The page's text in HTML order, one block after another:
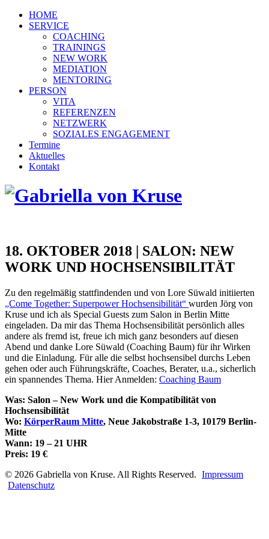
HOME
SERVICE
COACHING
TRAININGS
NEW WORK
MEDIATION
MENTORING
PERSON
VITA
REFERENZEN
NETZWERK
SOZIALES ENGAGEMENT
Termine
Aktuelles
Kontakt
18. OKTOBER 2018 | SALON: NEW
WORK UND HOCHSENSIBILITÄT
Zu den regelmäßig stattfindenden und von Lore Süwald initiierten
„Come Together: Superpower Hochsensibilität“ wurden Jörg von
Kruse und ich als Special Guests zum Salon in Berlin Mitte
eingeladen. Da mir das Thema Hochsensibilität persönlich alles
andere als fremd ist, freue ich mich ganz besonders auf diesen
Abend und danke Lore Süwald (Coaching Baum) für ihr Wirken
und die Einladung. Für alle die selbst hochsensibel durchs Leben
gehen oder auch Führungskräfte, Coaches, Berater, u.a., sicherlich
ein spannendes Thema. Hier Anmelden: Coaching Baum
Was: Salon – New Work und die Kompatibilität von
Hochsensibilität
Wo: KörperRaum Mitte, Neue Jakobstraße 1-3, 10179 Berlin-
Mitte
Wann: 19 – 21 UHR
Preis: 19 €
© 2026 Gabriella von Kruse. All Rights Reserved. Impressum
Datenschutz